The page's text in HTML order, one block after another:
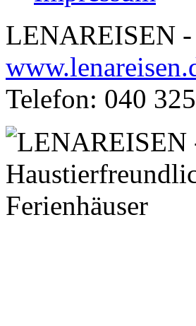
LENAREISEN
Telefon: 040